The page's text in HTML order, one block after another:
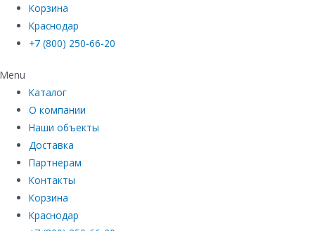
Корзина
Краснодар
+7 (800) 250-66-20
Menu
Каталог
О компании
Наши объекты
Доставка
Партнерам
Контакты
Корзина
Краснодар